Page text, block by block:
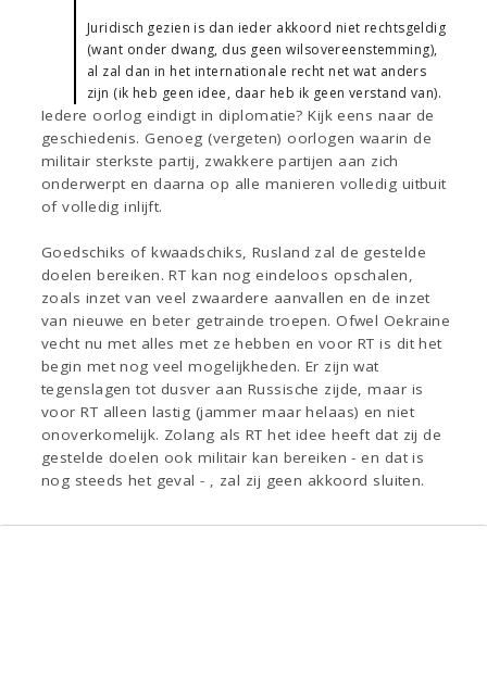
Juridisch gezien is dan ieder akkoord niet rechtsgeldig
(want onder dwang, dus geen wilsovereenstemming),
al zal dan in het internationale recht net wat anders
zijn (ik heb geen idee, daar heb ik geen verstand van).
Iedere oorlog eindigt in diplomatie? Kijk eens naar de
geschiedenis. Genoeg (vergeten) oorlogen waarin de
militair sterkste partij, zwakkere partijen aan zich
onderwerpt en daarna op alle manieren volledig uitbuit
of volledig inlijft.
Goedschiks of kwaadschiks, Rusland zal de gestelde
doelen bereiken. RT kan nog eindeloos opschalen,
zoals inzet van veel zwaardere aanvallen en de inzet
van nieuwe en beter getrainde troepen. Ofwel Oekraine
vecht nu met alles met ze hebben en voor RT is dit het
begin met nog veel mogelijkheden. Er zijn wat
tegenslagen tot dusver aan Russische zijde, maar is
voor RT alleen lastig (jammer maar helaas) en niet
onoverkomelijk. Zolang als RT het idee heeft dat zij de
gestelde doelen ook militair kan bereiken - en dat is
nog steeds het geval - , zal zij geen akkoord sluiten.